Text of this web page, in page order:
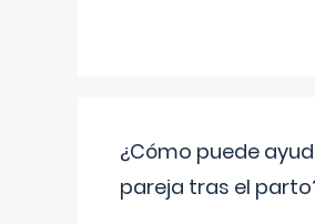
¿Cómo puede
pareja tras el